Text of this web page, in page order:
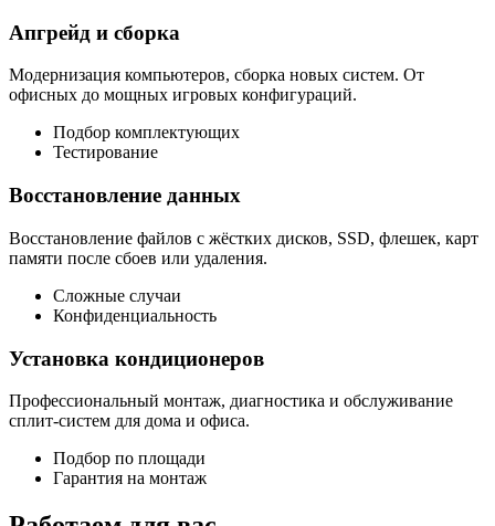
Апгрейд и сборка
Модернизация компьютеров, сборка новых систем. От
офисных до мощных игровых конфигураций.
Подбор комплектующих
Тестирование
Восстановление данных
Восстановление файлов с жёстких дисков, SSD, флешек, карт
памяти после сбоев или удаления.
Сложные случаи
Конфиденциальность
Установка кондиционеров
Профессиональный монтаж, диагностика и обслуживание
сплит-систем для дома и офиса.
Подбор по площади
Гарантия на монтаж